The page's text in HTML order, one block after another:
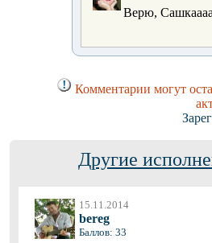
Верю,
Комментарии могут
Другие
15.11.2014
bereg
Баллов: 33